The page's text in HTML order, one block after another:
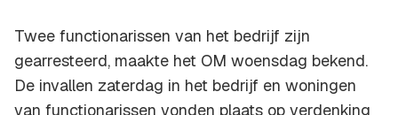
Twee functionarissen van het bedrijf zijn
gearresteerd, maakte het OM woensdag bekend.
De invallen zaterdag in het bedrijf en woningen
van functionarissen vonden plaats op verdenking